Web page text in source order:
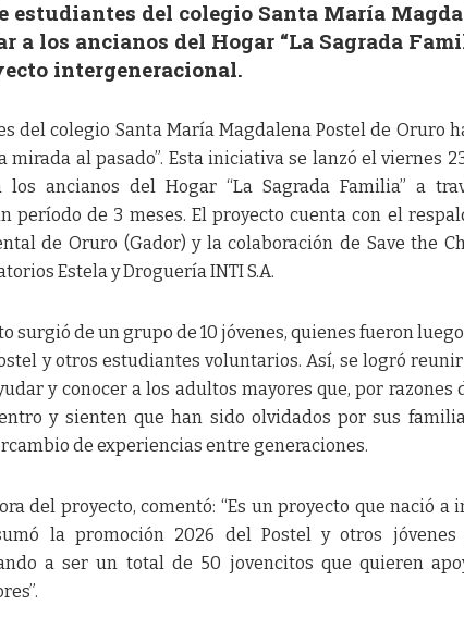
estudiantes del colegio Santa María
a los ancianos del Hogar “La Sagrada
intergeneracional.
del colegio Santa María Magdalena Postel de Oruro
mirada al pasado”. Esta iniciativa se lanzó el viernes
ancianos del Hogar “La Sagrada Familia” a
período de 3 meses. El proyecto cuenta con el
de Oruro (Gador) y la colaboración de Save the
Estela y Droguería INTI S.A.
surgió de un grupo de 10 jóvenes, quienes fueron
y otros estudiantes voluntarios. Así, se logró
y conocer a los adultos mayores que, por razones
y sienten que han sido olvidados por sus
de experiencias entre generaciones.
del proyecto, comentó: “Es un proyecto que nació a
la promoción 2026 del Postel y otros
a ser un total de 50 jovencitos que quieren